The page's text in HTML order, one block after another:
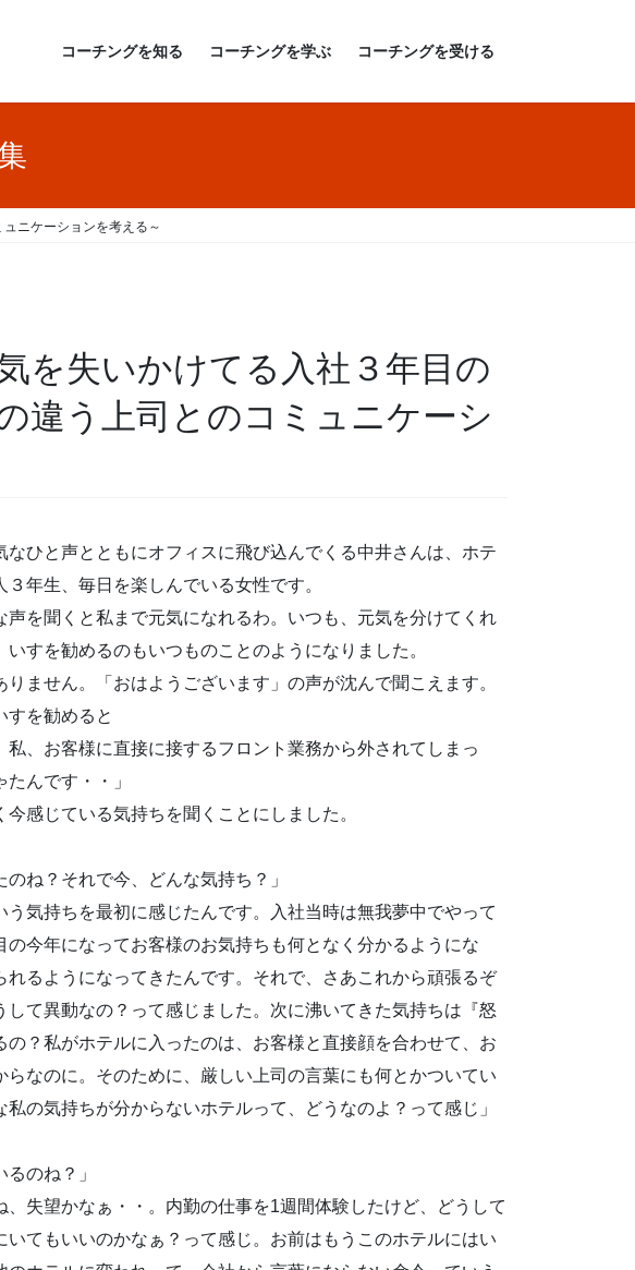
コーチングを知る コーチングを学ぶ コーチングを受ける
ニケーションを考える～
を失いかけてる入社３年目の
違う上司とのコミュニケーシ
なひと声とともにオフィスに飛び込んでくる中井さんは、ホテ
年生、毎日を楽しんでいる女性です。
声を聞くと私まで元気になれるわ。いつも、元気を分けてくれ
すを勧めるのもいつものことのようになりました。
ません。「おはようございます」の声が沈んで聞こえます。
すを勧めると
私、お客様に直接に接するフロント業務から外されてしまっ
んです・・」
感じている気持ちを聞くことにしました。
ね？それで今、どんな気持ち？」
う気持ちを最初に感じたんです。入社当時は無我夢中でやって
今年になってお客様のお気持ちも何となく分かるようにな
れるようになってきたんです。それで、さあこれから頑張るぞ
て異動なの？って感じました。次に沸いてきた気持ちは『怒
の？私がホテルに入ったのは、お客様と直接顔を合わせて、お
なのに。そのために、厳しい上司の言葉にも何とかついてい
の気持ちが分からないホテルって、どうなのよ？って感じ」
のね？」
、失望かなぁ・・。内勤の仕事を1週間体験したけど、どうして
いてもいいのかなぁ？って感じ。お前はもうこのホテルにはい